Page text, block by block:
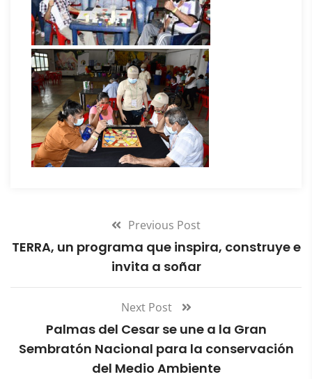
Previous Post
TERRA, un programa que inspira, construye e
invita a soñar
Next Post
Palmas del Cesar se une a la Gran
Sembratón Nacional para la conservación
del Medio Ambiente